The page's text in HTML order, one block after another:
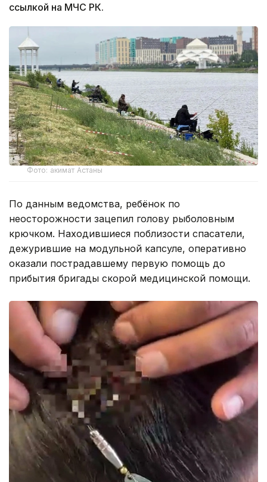
ссылкой на МЧС РК.
Фото: акимат Астаны
По данным ведомства, ребёнок по
неосторожности зацепил голову рыболовным
крючком. Находившиеся поблизости спасатели,
дежурившие на модульной капсуле, оперативно
оказали пострадавшему первую помощь до
прибытия бригады скорой медицинской помощи.